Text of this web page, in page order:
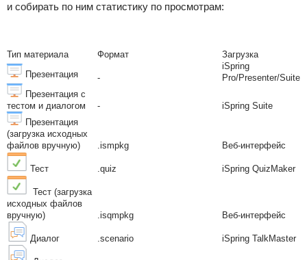
и собирать по ним статистику по просмотрам:
Презентация -
iSpring
Pro/Presenter/Suite
Презентация с
тестом и диалогом
-
iSpring Suite
Презентация
(загрузка исходных
файлов вручную)
.ismpkg Веб-интерфейс
Тест .quiz iSpring QuizMaker
Тест (загрузка
исходных файлов
вручную)
.isqmpkg Веб-интерфейс
Диалог .scenario iSpring TalkMaster
Тип материала Формат Загрузка